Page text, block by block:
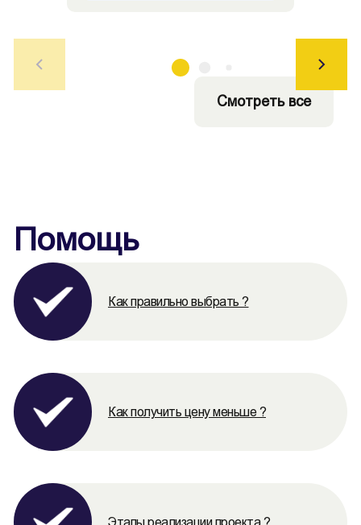
Смотреть все
Помощь
Как правильно выбрать ?
Как получить цену меньше ?
Этапы реализации проекта ?